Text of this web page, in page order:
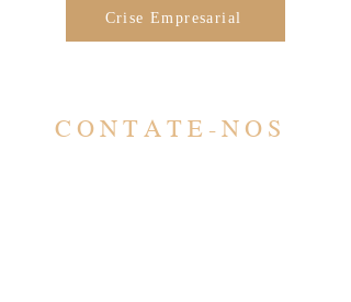
Crise Empresarial
CONTATE-NOS